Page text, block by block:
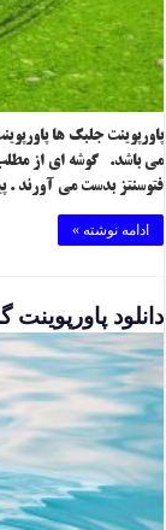
می باشد. گوشه ای از
فتوسنتز بدست می آورند .
ادامه نوشته »
دانلود پاورپوینت